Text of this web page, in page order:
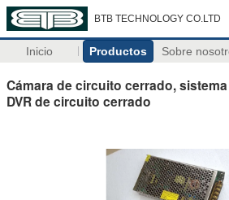
BTB TECHNOLOGY CO.LTD
Inicio Productos Sobre
Cámara de circuito cerrado,
DVR de circuito cerrado